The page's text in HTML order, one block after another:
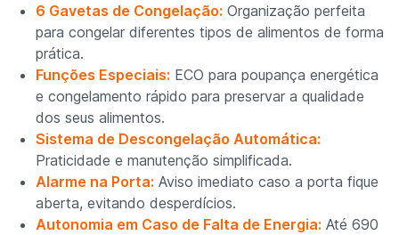
6 Gavetas de Congelação: Organização perfeita
para congelar diferentes tipos de alimentos de forma
prática.
Funções Especiais: ECO para poupança energética
e congelamento rápido para preservar a qualidade
dos seus alimentos.
Sistema de Descongelação Automática:
Praticidade e manutenção simplificada.
Alarme na Porta: Aviso imediato caso a porta fique
aberta, evitando desperdícios.
Autonomia em Caso de Falta de Energia: Até 690